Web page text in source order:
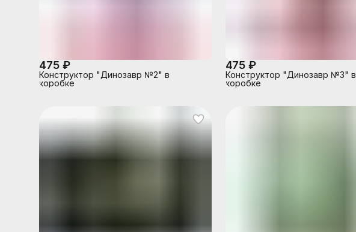
475 ₽
Конструктор "Динозавр №2" в
коробке
475 ₽
Конструктор "Динозавр №3" в
коробке